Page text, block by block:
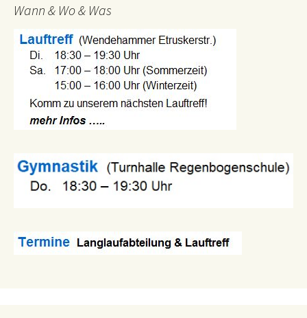
Wann & Wo & Was